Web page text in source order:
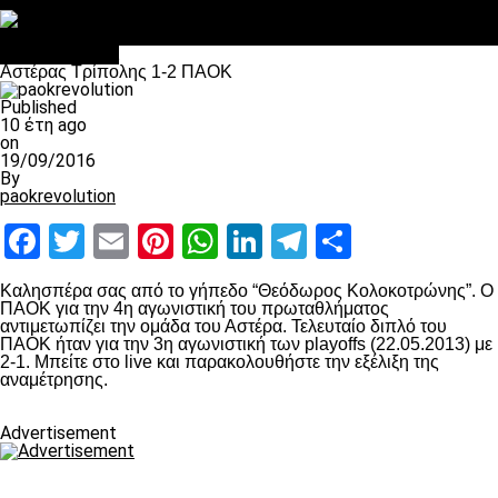
Αστέρας Τρίπολης 1-2 ΠΑΟΚ
Published
10 έτη ago
on
19/09/2016
By
paokrevolution
Facebook
Twitter
EmailPinterest
WhatsApp
LinkedIn
Telegram
Καλησπέρα σας από το γήπεδο “Θεόδωρος Κολοκοτρώνης”. Ο
ΠΑΟΚ για την 4η αγωνιστική του πρωταθλήματος
αντιμετωπίζει την ομάδα του Αστέρα. Τελευταίο διπλό του
ΠΑΟΚ ήταν για την 3η αγωνιστική των playoffs (22.05.2013) με
2-1. Μπείτε στο live και παρακολουθήστε την εξέλιξη της
αναμέτρησης.
Advertisement